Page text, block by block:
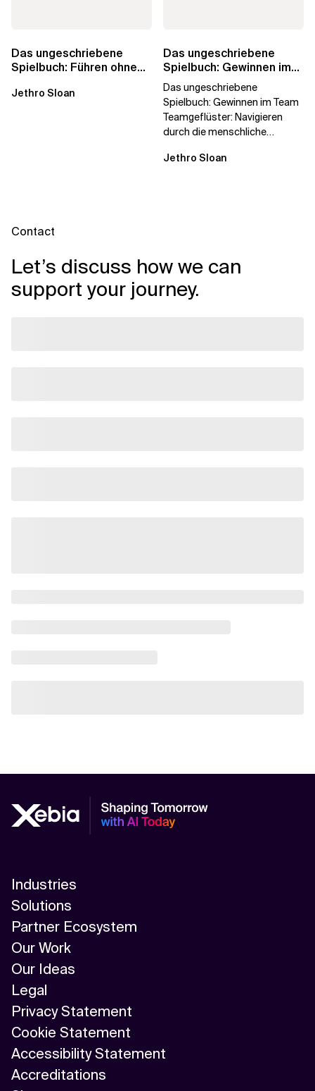
Das ungeschriebene
Spielbuch: Führen ohne
Jethro Sloan
Das ungeschriebene
Spielbuch: Gewinnen im
Team
Das ungeschriebene
Spielbuch: Gewinnen im Team
Teamgeflüster: Navigieren
durch die menschliche
vorbereitet hat „Wir...
Jethro Sloan
Contact
Let’s discuss how we can
support your journey.
Industries
Solutions
Partner Ecosystem
Our Work
Our Ideas
Legal
Privacy Statement
Cookie Statement
Accessibility Statement
Accreditations